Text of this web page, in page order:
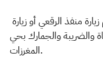
والضريبة والجمارك بحي
المغرزات.